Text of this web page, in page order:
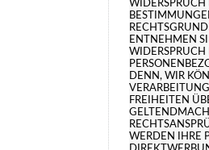
ENTNEHMEN
WIDERSPRUCH
DENN, WIR
FREIHEITEN
WERDEN IHRE